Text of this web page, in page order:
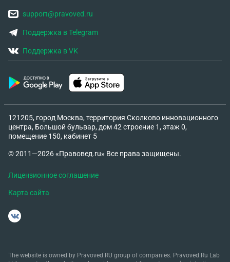
support@pravoved.ru
Поддержка в Telegram
Поддержка в VK
121205, город Москва, территория Сколково инновационного
центра, Большой бульвар, дом 42 строение 1, этаж 0,
помещение 150, кабинет 5
© 2011—2026 «Правовед.ru» Все права защищены.
Лицензионное соглашение
Карта сайта
The website is owned by Pravoved.RU group of companies. Pravoved.Ru Lab